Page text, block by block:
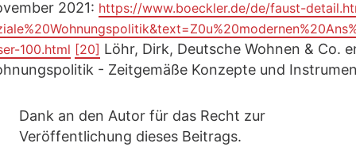
2021: https://www.boeckler.de/de/faust-
100.html [20] Löhr, Dirk, Deutsche Wohnen & Co.
- Zeitgemäße Konzepte und
Dank an den Autor für das Recht zur
Veröffentlichung dieses Beitrags.